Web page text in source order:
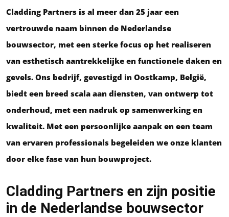
Cladding Partners is al meer dan 25 jaar een
vertrouwde naam binnen de Nederlandse
bouwsector, met een sterke focus op het realiseren
van esthetisch aantrekkelijke en functionele daken en
gevels. Ons bedrijf, gevestigd in Oostkamp, België,
biedt een breed scala aan diensten, van ontwerp tot
onderhoud, met een nadruk op samenwerking en
kwaliteit. Met een persoonlijke aanpak en een team
van ervaren professionals begeleiden we onze klanten
door elke fase van hun bouwproject.
Cladding Partners en zijn positie
in de Nederlandse bouwsector